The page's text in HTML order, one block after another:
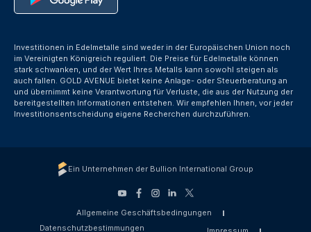
Investitionen in Edelmetalle sind weder in der Europäischen Union noch
im Vereinigten Königreich reguliert. Die Preise für Edelmetalle können
stark schwanken, und der Wert Ihres Metalls kann sowohl steigen als
auch fallen. GOLD AVENUE bietet keine Anlage- oder Steuerberatung an
und übernimmt keine Verantwortung für Verluste, die aus der Nutzung der
bereitgestellten Informationen entstehen. Wir empfehlen Ihnen, vor jeder
Investitionsentscheidung eigene Recherchen durchzuführen.
Ein Unternehmen der Bullion International Group
Allgemeine Geschäftsbedingungen
Datenschutzbestimmungen